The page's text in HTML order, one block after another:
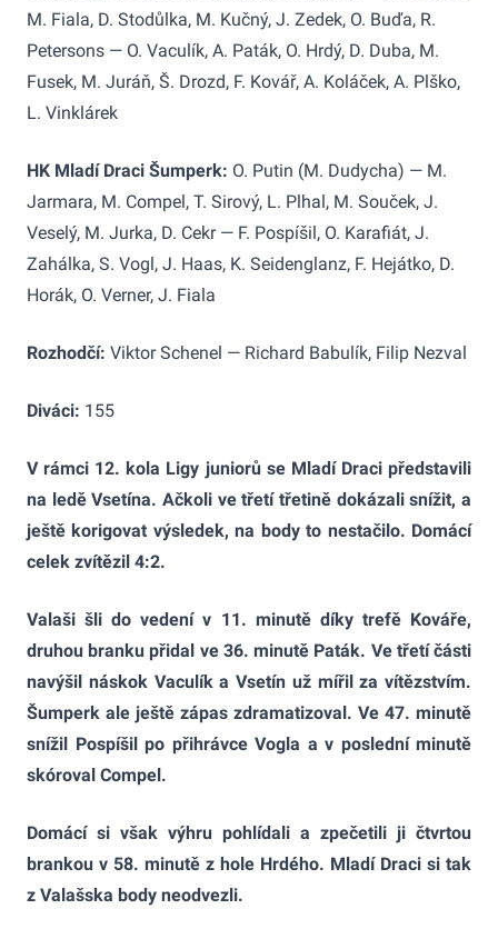
M. Fiala, D. Stodůlka, M. Kučný, J. Zedek, O. Buďa, R.
Petersons — O. Vaculík, A. Paták, O. Hrdý, D. Duba, M.
Fusek, M. Juráň, Š. Drozd, F. Kovář, A. Koláček, A. Plško,
L. Vinklárek
HK Mladí Draci Šumperk: O. Putin (M. Dudycha) — M.
Jarmara, M. Compel, T. Sirový, L. Plhal, M. Souček, J.
Veselý, M. Jurka, D. Cekr — F. Pospíšil, O. Karafiát, J.
Zahálka, S. Vogl, J. Haas, K. Seidenglanz, F. Hejátko, D.
Horák, O. Verner, J. Fiala
Rozhodčí: Viktor Schenel — Richard Babulík, Filip Nezval
Diváci: 155
V rámci 12. kola Ligy juniorů se Mladí Draci představili
na ledě Vsetína. Ačkoli ve třetí třetině dokázali snížit, a
ještě korigovat výsledek, na body to nestačilo. Domácí
celek zvítězil 4:2.
Valaši šli do vedení v 11. minutě díky trefě Kováře,
druhou branku přidal ve 36. minutě Paták. Ve třetí části
navýšil náskok Vaculík a Vsetín už mířil za vítězstvím.
Šumperk ale ještě zápas zdramatizoval. Ve 47. minutě
snížil Pospíšil po přihrávce Vogla a v poslední minutě
skóroval Compel.
Domácí si však výhru pohlídali a zpečetili ji čtvrtou
brankou v 58. minutě z hole Hrdého. Mladí Draci si tak
z Valašska body neodvezli.